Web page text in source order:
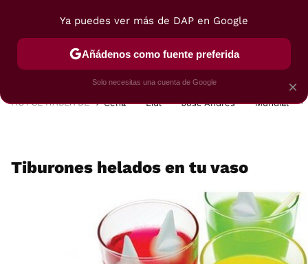
POSTRES VIAJES SELECCIÓN VEGUI
HOY SE HABLA DE Cena Lidl José Andrés Mundial
Tiburones helados en tu vaso
×
Ya puedes ver más de DAP en Google
Añádenos como fuente preferida
Solo necesitas una cuenta de Google